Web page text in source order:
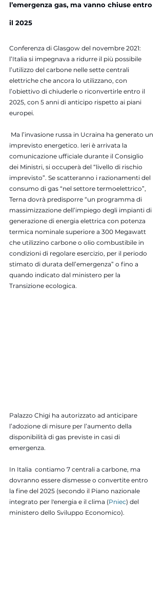
l’emergenza gas, ma vanno chiuse entro
il 2025
Conferenza di Glasgow del novembre 2021:
l’Italia si impegnava a ridurre il più possibile
l’utilizzo del carbone nelle sette centrali
elettriche che ancora lo utilizzano, con
l’obiettivo di chiuderle o riconvertirle entro il
2025, con 5 anni di anticipo rispetto ai piani
europei.
imprevisto energetico. Ieri è arrivata la
comunicazione ufficiale durante il Consiglio
dei Ministri, si occuperà del “livello di rischio
imprevisto”. Se scatteranno i razionamenti del
consumo di gas “nel settore termoelettrico”,
Terna dovrà predisporre “un programma di
massimizzazione dell’impiego degli impianti di
generazione di energia elettrica con potenza
termica nominale superiore a 300 Megawatt
che utilizzino carbone o olio combustibile in
condizioni di regolare esercizio, per il periodo
stimato di durata dell’emergenza” o fino a
quando indicato dal ministero per la
Transizione ecologica.
Palazzo Chigi ha autorizzato ad anticipare
l’adozione di misure per l’aumento della
disponibilità di gas previste in casi di
emergenza.
In Italia  contiamo 7 centrali a carbone, ma
dovranno essere dismesse o convertite entro
la fine del 2025 (secondo il Piano nazionale
integrato per l'energia e il clima (Pniec) del
ministero dello Sviluppo Economico).